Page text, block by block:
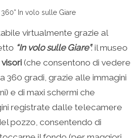
In volo sulle Giare
virtualmente grazie al
“In volo sulle Giare”: il museo
visori (che consentono di vedere
360 gradi, grazie alle immagini
e di maxi schermi che
registrate dalle telecamere
pozzo, consentendo di